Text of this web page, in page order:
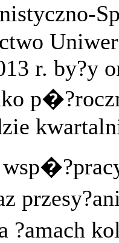
r. by?y
?amach